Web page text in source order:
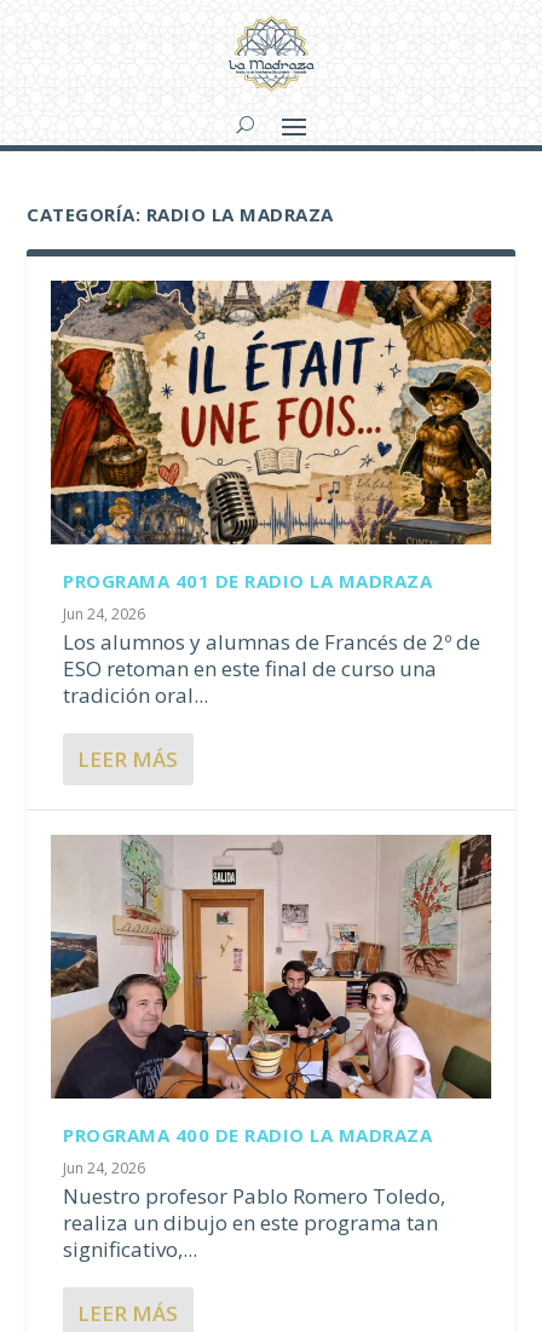
CATEGORÍA: RADIO LA MADRAZA
PROGRAMA 401 DE RADIO LA MADRAZA
Jun 24, 2026
Los alumnos y alumnas de Francés de 2º de
ESO retoman en este final de curso una
tradición oral...
LEER MÁS
PROGRAMA 400 DE RADIO LA MADRAZA
Jun 24, 2026
Nuestro profesor Pablo Romero Toledo,
realiza un dibujo en este programa tan
significativo,...
LEER MÁS